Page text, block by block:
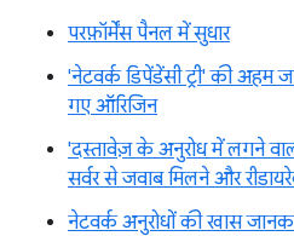
परफ़ॉर्मेंस पैनल में सुधार
'नेटवर्क डिपेंडेंसी ट्री' की
गए ऑरिजिन
'दस्तावेज़ के अनुरोध में लगने
सर्वर से जवाब मिलने और
नेटवर्क अनुरोधों की खास